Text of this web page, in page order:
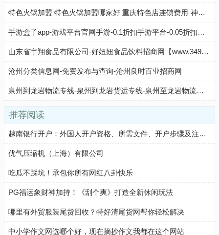
特色火锅加盟 特色火锅加盟哪家好 重庆特色店连锁费用-神州加盟网
手游盒子app-游戏平台官网手游-0.1折扣手游平台-0.05折扣手游-Q友之家
山东省宇翔食品有限公司-好妞妞食品饮料招商网【www.3490.CN】
沧州分类信息网-免费发布与查询-沧州良时百业招商网
泉州到龙岩物流专线-泉州到龙岩货运专线-泉州至龙岩物流公司-就发物流网
推荐阅读
越南银行开户：外国人开户资格、所需文件、开户步骤及注意事项
优气压缩机（上海）有限公司
吃瓜不踩坑！承包你所有网红八卦快乐
PG福运象财神加持！《刮个爽》打造全新休闲玩法
哪里有外贸服装尾货回收？特好清尾货网帮你轻松解决
中小学作文网选哪个好，现在摘抄作文我都在这个网站